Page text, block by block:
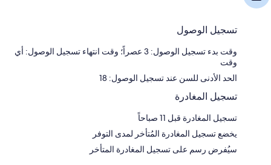
تسجيل الوصول
وقت بدء تسجيل الوصول: 3 عصراً؛ وقت انتهاء تسجيل الوصول: أي
وقت
الحد الأدنى للسن عند تسجيل الوصول: 18
تسجيل المغادرة
تسجيل المغادرة قبل 11 صباحاً
يخضع تسجيل المغادرة المُتأخر لمدى التوفر
سيُفرض رسم على تسجيل المغادرة المتأخر